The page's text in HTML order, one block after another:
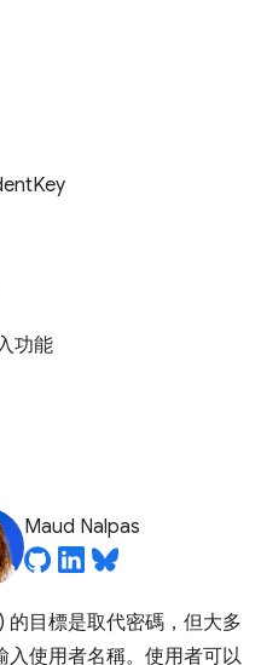
功能
Maud Nalpas
的目標是取代密碼，但大多
入使用者名稱。使用者可以